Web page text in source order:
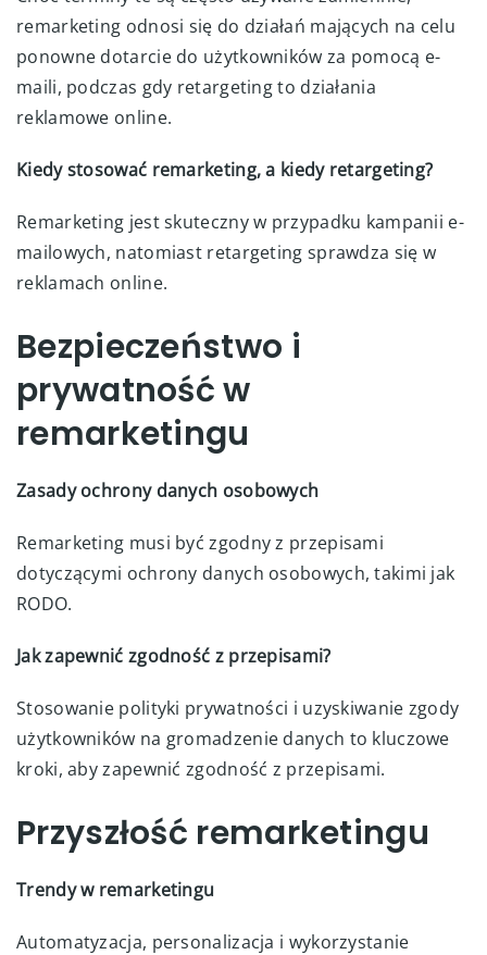
remarketing odnosi się do działań mających na celu
ponowne dotarcie do użytkowników za pomocą e-
maili, podczas gdy retargeting to działania
reklamowe online.
Kiedy stosować remarketing, a kiedy retargeting?
Remarketing jest skuteczny w przypadku kampanii e-
mailowych, natomiast retargeting sprawdza się w
reklamach online.
Bezpieczeństwo i
prywatność w
remarketingu
Zasady ochrony danych osobowych
Remarketing musi być zgodny z przepisami
dotyczącymi ochrony danych osobowych, takimi jak
RODO.
Jak zapewnić zgodność z przepisami?
Stosowanie polityki prywatności i uzyskiwanie zgody
użytkowników na gromadzenie danych to kluczowe
kroki, aby zapewnić zgodność z przepisami.
Przyszłość remarketingu
Trendy w remarketingu
Automatyzacja, personalizacja i wykorzystanie